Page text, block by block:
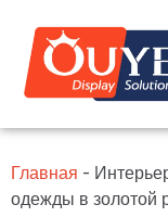
Главная -
одежды в золотой